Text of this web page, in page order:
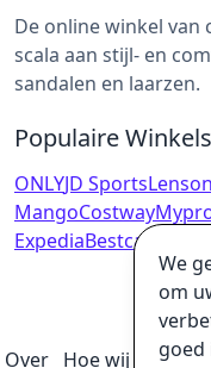
De online winkel van
scala aan stijl- en
sandalen en laarzen.
Populaire Winkels
ONLYJD Sports
MangoCostway
ExpediaBestcanvas
Over Hoe wij geld
We
om
goed